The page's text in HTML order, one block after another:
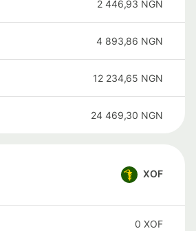
2 446,93 NGN
4 893,86 NGN
12 234,65 NGN
24 469,30 NGN
XOF
0 XOF